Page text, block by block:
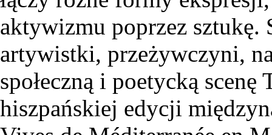
aktywizmu poprzez sztukę.
artywistki, przeżywczyni,
społeczną i poetycką
hiszpańskiej edycji